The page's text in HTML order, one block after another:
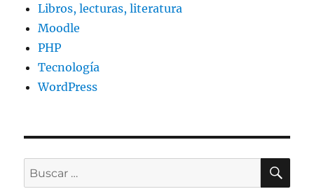
Libros, lecturas, literatura
Moodle
PHP
Tecnología
WordPress
Buscar
por: